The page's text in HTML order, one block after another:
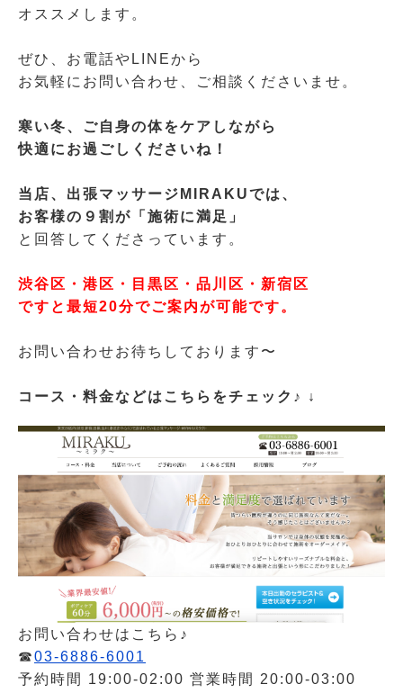
オススメします。
ぜひ、お電話やLINEから
お気軽にお問い合わせ、ご相談くださいませ。
寒い冬、ご自身の体をケアしながら
快適にお過ごし くださいね！
当店、出張マッサージMIRAKUでは、
お客様の９割が「施術に満足」
と回答してくださっています。
渋谷区・港区・目黒区・品川区・新宿区
ですと最短20分でご案内が可能です。
お問い合わせお待ちしております〜
コース・料金などは こちらをチェック♪ ↓
お問い合わせはこちら♪
☎︎03-6886-6001
予約時間 19:00-02:00 営業時間 20:00-03:00